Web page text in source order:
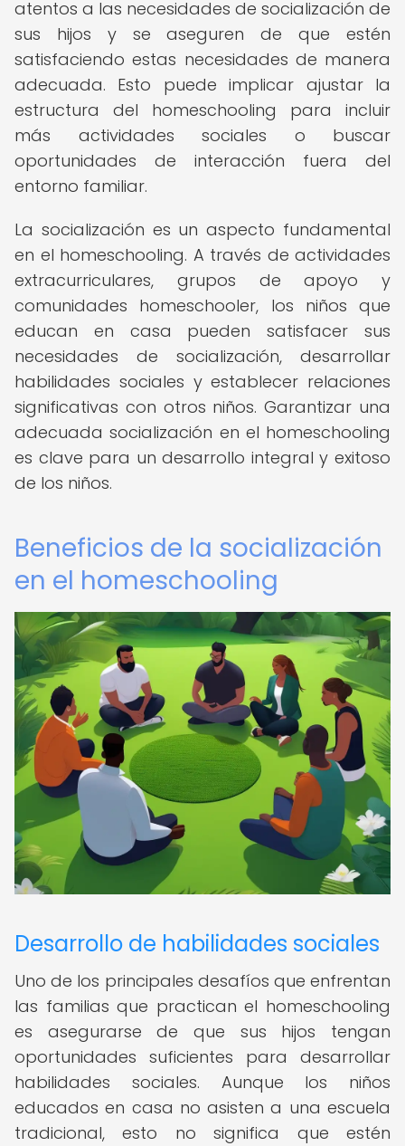
atentos a las necesidades de socialización de
sus hijos y se aseguren de que estén
satisfaciendo estas necesidades de manera
adecuada. Esto puede implicar ajustar la
estructura del homeschooling para incluir
más actividades sociales o buscar
oportunidades de interacción fuera del
entorno familiar.
La socialización es un aspecto fundamental
en el homeschooling. A través de actividades
extracurriculares, grupos de apoyo y
comunidades homeschooler, los niños que
educan en casa pueden satisfacer sus
necesidades de socialización, desarrollar
habilidades sociales y establecer relaciones
significativas con otros niños. Garantizar una
adecuada socialización en el homeschooling
es clave para un desarrollo integral y exitoso
de los niños.
Beneficios de la socialización
en el homeschooling
Desarrollo de habilidades sociales
Uno de los principales desafíos que enfrentan
las familias que practican el homeschooling
es asegurarse de que sus hijos tengan
oportunidades suficientes para desarrollar
habilidades sociales. Aunque los niños
educados en casa no asisten a una escuela
tradicional, esto no significa que estén